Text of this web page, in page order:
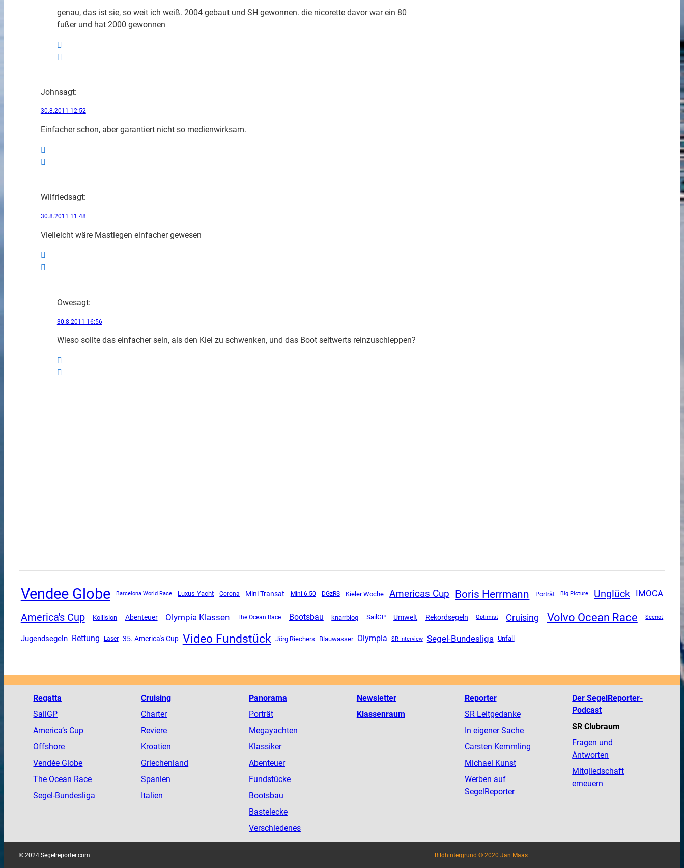
genau, das ist sie, so weit ich weiß. 2004 gebaut und SH gewonnen. die nicorette davor war ein 80
fußer und hat 2000 gewonnen
Johnsagt:
30.8.2011 12:52
Einfacher schon, aber garantiert nicht so medienwirksam.
Wilfriedsagt:
30.8.2011 11:48
Vielleicht wäre Mastlegen einfacher gewesen
Owesagt:
30.8.2011 16:56
Wieso sollte das einfacher sein, als den Kiel zu schwenken, und das Boot seitwerts reinzuschleppen?
Vendee Globe Barcelona World Race Luxus-Yacht Corona Mini Transat Mini 6.50 DGzRS Kieler Woche Americas Cup Boris Herrmann Porträt Big Picture Unglück IMOCA
America's Cup Kollision Abenteuer Olympia Klassen The Ocean Race Bootsbau knarrblog SailGP Umwelt Rekordsegeln Optimist Cruising Volvo Ocean Race Seenot
Jugendsegeln Rettung Laser 35. America's Cup Video Fundstück Jörg Riechers Blauwasser Olympia SR-Interview Segel-Bundesliga Unfall
Regatta
SailGP
America’s Cup
Offshore
Vendée Globe
The Ocean Race
Segel-Bundesliga
Cruising
Charter
Reviere
Kroatien
Griechenland
Spanien
Italien
Panorama
Porträt
Megayachten
Klassiker
Abenteuer
Fundstücke
Bootsbau
Bastelecke
Verschiedenes
Newsletter
Klassenraum
Reporter
SR Leitgedanke
In eigener Sache
Carsten Kemmling
Michael Kunst
Werben auf
SegelReporter
Der SegelReporter-
Podcast
SR Clubraum
Fragen und
Antworten
Mitgliedschaft
erneuern
© 2024 Segelreporter.com Bildhintergrund © 2020 Jan Maas